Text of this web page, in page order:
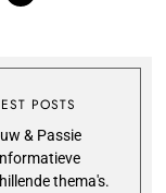
POSTS
& Passie
thema's.